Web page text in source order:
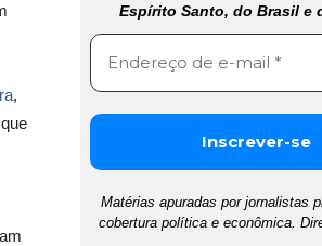
,
Espírito Santo, do Brasil e
Matérias apuradas por jornalistas
cobertura política e econômica.